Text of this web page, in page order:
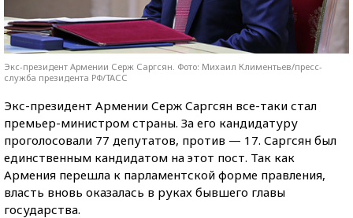
Экс-президент Армении Серж Саргсян. Фото: Михаил Климентьев/пресс-
служба президента РФ/ТАСС
Экс-президент Армении Серж Саргсян все-таки стал
премьер-министром страны. За его кандидатуру
проголосовали 77 депутатов, против — 17. Саргсян был
единственным кандидатом на этот пост. Так как
Армения перешла к парламентской форме правления,
власть вновь оказалась в руках бывшего главы
государства.